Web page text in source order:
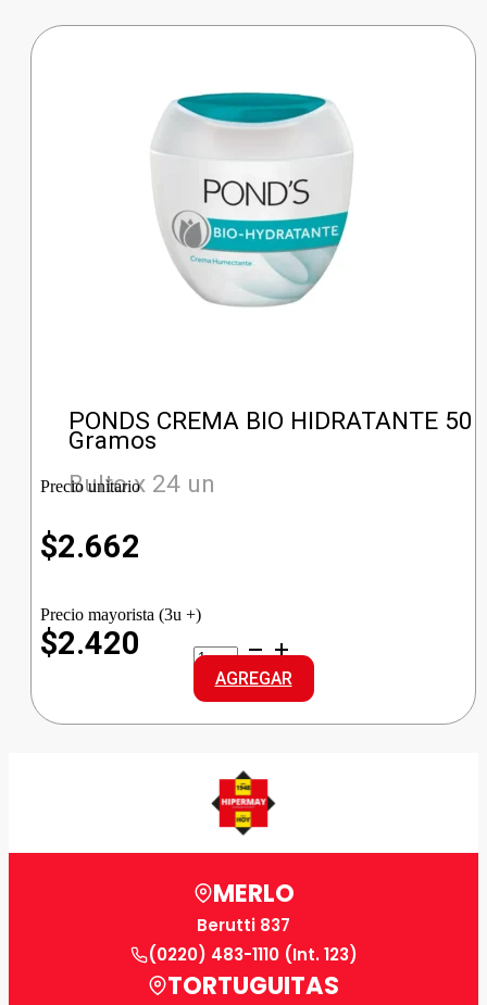
PONDS CREMA BIO HIDRATANTE 50
Gramos
Bulto x 24 un
Precio unitario
$2.662
Precio mayorista (3u +)
$2.420
PONDS
CREMA
BIO
HIDRATANTE
cantidad
AGREGAR
MERLO
Berutti 837
(0220) 483-1110 (Int. 123)
TORTUGUITAS